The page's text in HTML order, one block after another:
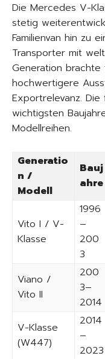
Die Mercedes V-
stetig
Familienvan hin zu
Transporter mit
Generation
hochwertigere
Exportrelevanz.
wichtigsten
Modellreihen.
Generatio
n /
Modell
Bauj
ahre
Vito I / V-
Klasse
1996
–
200
3
Viano /
Vito II
200
3–
2014
V-Klasse
(W447)
2014
–
2023